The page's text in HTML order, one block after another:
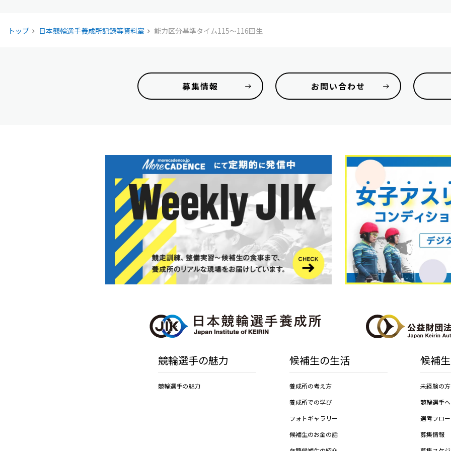
トップ 日本競輪選手養成所記録等資料室 能力区分基準タイム115〜116回生
募集情報 お問い合わせ
競輪選手の魅力
競輪選手の魅力
候補生の生活
養成所の考え方
養成所での学び
フォトギャラリー
候補生のお金の話
候補
未経験の
競輪選手
選考フロー
募集情報